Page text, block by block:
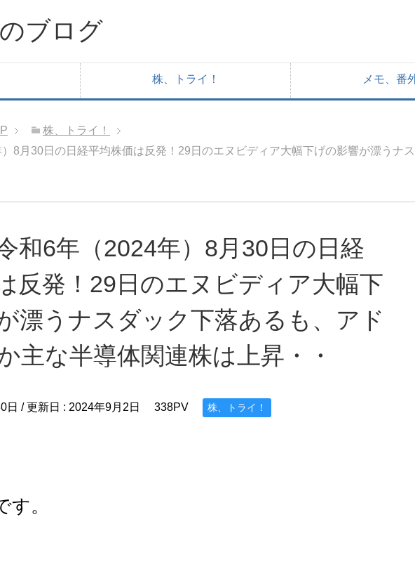
ブログ
株、トライ！ メモ、番
株、トライ！
）8月30日の日経平均株価は反発！29日のエヌビディア大幅下げの影響が漂うナ
和6年（2024年）8月30日の日経
反発！29日のエヌビディア大幅下
漂うナスダック下落あるも、アド
主な半導体関連株は上昇・・
日 / 更新日 : 2024年9月2日 338PV 株、トライ！
す。